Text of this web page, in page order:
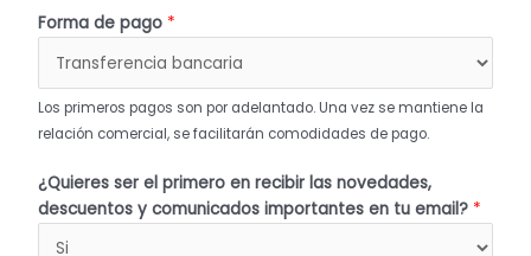
Forma de pago *
Los primeros pagos son por adelantado. Una vez se mantiene la
relación comercial, se facilitarán comodidades de pago.
¿Quieres ser el primero en recibir las novedades,
descuentos y comunicados importantes en tu email? *